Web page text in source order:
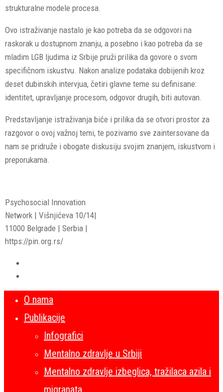
strukturalne modele procesa.
Ovo istraživanje nastalo je kao potreba da se odgovori na
raskorak u dostupnom znanju, a posebno i kao potreba da se
mladim LGB ljudima iz Srbije pruži prilika da govore o svom
specifičnom iskustvu. Nakon analize podataka dobijenih kroz
deset dubinskih intervjua, četiri glavne teme su definisane:
identitet, upravljanje procesom, odgovor drugih, biti autovan.
Predstavljanje istraživanja biće i prilika da se otvori prostor za
razgovor o ovoj važnoj temi, te pozivamo sve zaintersovane da
nam se pridruže i obogate diskusiju svojim znanjem, iskustvom i
preporukama.
Psychosocial Innovation
Network | Višnjićeva 10/14|
11000 Belgrade | Serbia |
https://pin.org.rs/
O nama
Publikacije
Infografici
Mentalno zdravlje u Srbiji
Mentalno zdravlje izbeglica, tražilaca azila i
migranata